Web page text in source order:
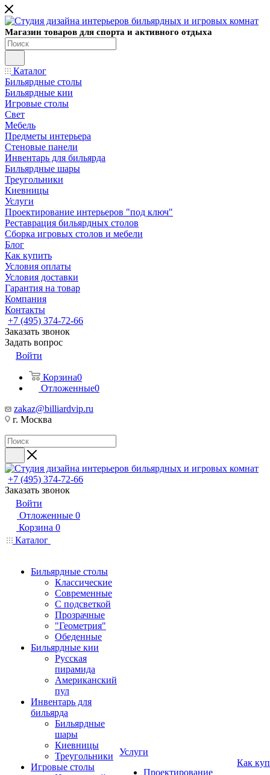
Магазин товаров для спорта и активного отдыха
Каталог
Бильярдные столы
Бильярдные кии
Игровые столы
Свет
Мебель
Предметы интерьера
Стеновые панели
Инвентарь для бильярда
Бильярдные шары
Треугольники
Киевницы
Услуги
Проектирование интерьеров "под ключ"
Реставрация бильярдных столов
Сборка игровых столов и мебели
Блог
Как купить
Условия оплаты
Условия доставки
Гарантия на товар
Компания
Контакты
+7 (495) 374-72-66
Заказать звонок
Задать вопрос
Войти
Корзина0
Отложенные0
zakaz@billiardvip.ru
г. Москва
+7 (495) 374-72-66
Заказать звонок
Войти
Отложенные 0
Корзина 0
Каталог
Бильярдные столы
Классические
Современные
С подсветкой
Прозрачные
"Геометрия"
Обеденные
Бильярдные кии
Русская
пирамида
Американский
пул
Инвентарь для
бильярда
Бильярдные
шары
Киевницы
Треугольники
Игровые столы
Услуги
Проектирование
Как